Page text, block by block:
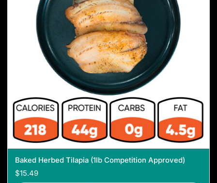
Baked Herbed Tilapia (1lb Competition Approved)
$15.49